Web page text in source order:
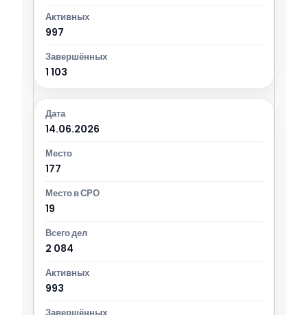
997
1 103
14.06.2026
177
19
2 084
993